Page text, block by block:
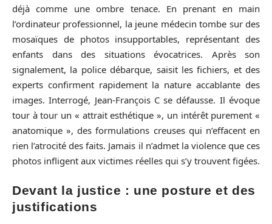
déjà comme une ombre tenace. En prenant en main
l’ordinateur professionnel, la jeune médecin tombe sur des
mosaïques de photos insupportables, représentant des
enfants dans des situations évocatrices. Après son
signalement, la police débarque, saisit les fichiers, et des
experts confirment rapidement la nature accablante des
images. Interrogé, Jean-François C se défausse. Il évoque
tour à tour un « attrait esthétique », un intérêt purement «
anatomique », des formulations creuses qui n’effacent en
rien l’atrocité des faits. Jamais il n’admet la violence que ces
photos infligent aux victimes réelles qui s’y trouvent figées.
Devant la justice : une posture et des
justifications